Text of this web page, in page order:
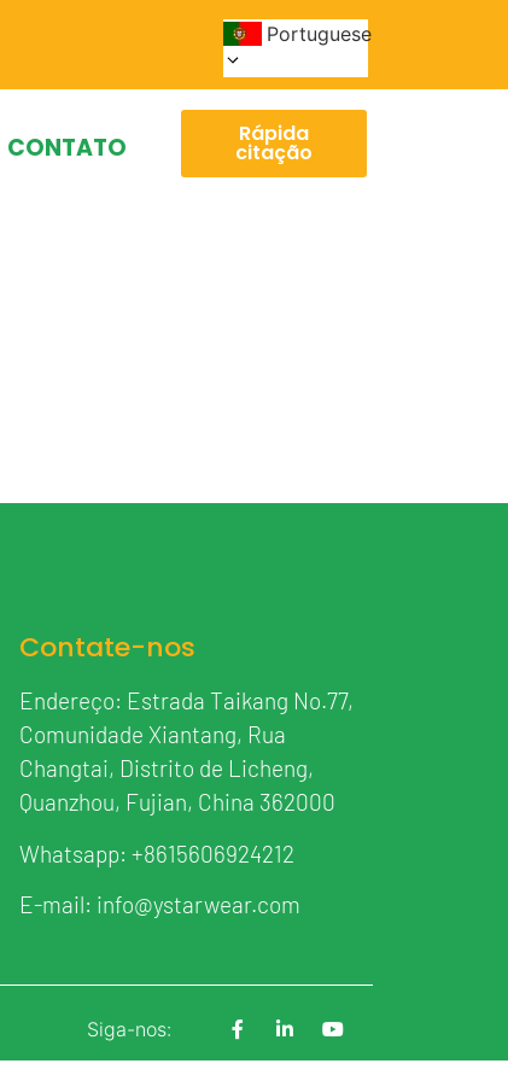
Portuguese
CONTATO Rápida
citação
Contate-nos
Endereço: Estrada Taikang No.77,
Comunidade Xiantang, Rua
Changtai, Distrito de Licheng,
Quanzhou, Fujian, China 362000
Whatsapp: +8615606924212
E-mail: info@ystarwear.com
Siga-nos: